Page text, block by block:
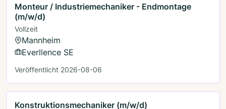
Monteur / Industriemechaniker - Endmontage
(m/w/d)
Vollzeit
Mannheim
Everllence SE
Veröffentlicht 2026-08-06
Konstruktionsmechaniker (m/w/d)